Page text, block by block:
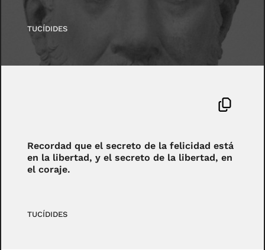
TUCÍDIDES
Recordad que el secreto de la felicidad está
en la libertad, y el secreto de la libertad, en
el coraje.
TUCÍDIDES